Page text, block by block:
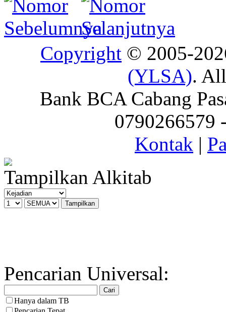
Copyright © 2005-
(YLSA).
Bank BCA Cabang
0790266579
Kontak |
Tampilkan Alkitab
Pencarian Universal:
Hanya dalam TB